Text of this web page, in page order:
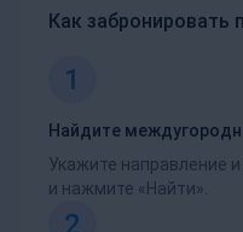
Как забронировать
1
Найдите
Укажите направление
и нажмите «Найти».
2